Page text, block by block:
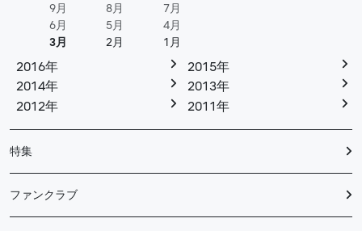
9月
8月
7月
6月
5月
4月
3月
2月 1月
2016年
2015年
2014年
2013年
2012年
2011年
特集
ファンクラブ